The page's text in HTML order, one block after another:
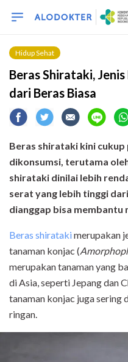
Hidup Sehat
Beras Shirataki,
dari Beras Biasa
Beras shirataki kini
dikonsumsi, terutama
shirataki dinilai lebih
serat yang lebih tinggi dari
dianggap bisa membantu
Beras shiratakimerupakan
tanaman konjac (
merupakan tanaman yang
di Asia, seperti Jepang dan
tanaman konjac juga sering
ringan.